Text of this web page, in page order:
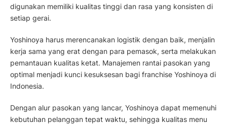
digunakan memiliki kualitas tinggi dan rasa yang konsisten di
setiap gerai.
Yoshinoya harus merencanakan logistik dengan baik, menjalin
kerja sama yang erat dengan para pemasok, serta melakukan
pemantauan kualitas ketat. Manajemen rantai pasokan yang
optimal menjadi kunci kesuksesan bagi franchise Yoshinoya di
Indonesia.
Dengan alur pasokan yang lancar, Yoshinoya dapat memenuhi
kebutuhan pelanggan tepat waktu, sehingga kualitas menu